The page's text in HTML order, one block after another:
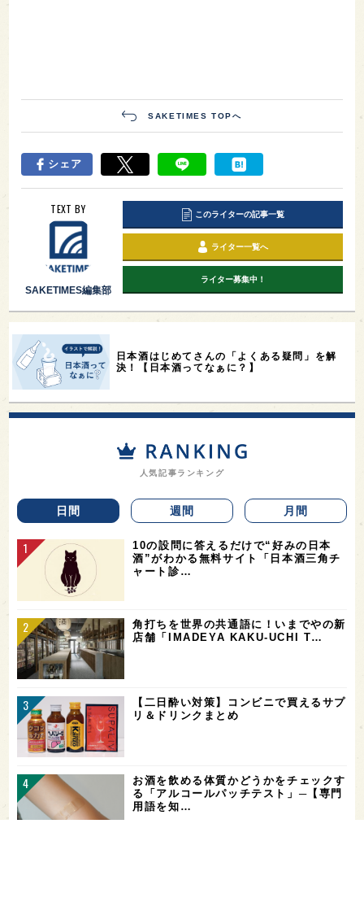
SAKETIMES TOPへ
シェア
TEXT BY
SAKETIMES編集部
このライターの記事一覧
ライター一覧へ
ライター募集中！
日本酒はじめてさんの「よくある疑問」を解
決！【日本酒ってなぁに？】
人気記事ランキング
日間 週間 月間
10の設問に答えるだけで“好みの日本
酒”がわかる無料サイト「日本酒三角チ
ャート診…
角打ちを世界の共通語に！いまでやの新
店舗「IMADEYA KAKU-UCHI T…
【二日酔い対策】コンビニで買えるサプ
リ＆ドリンクまとめ
お酒を飲める体質かどうかをチェックす
る「アルコールパッチテスト」─【専門
用語を知…